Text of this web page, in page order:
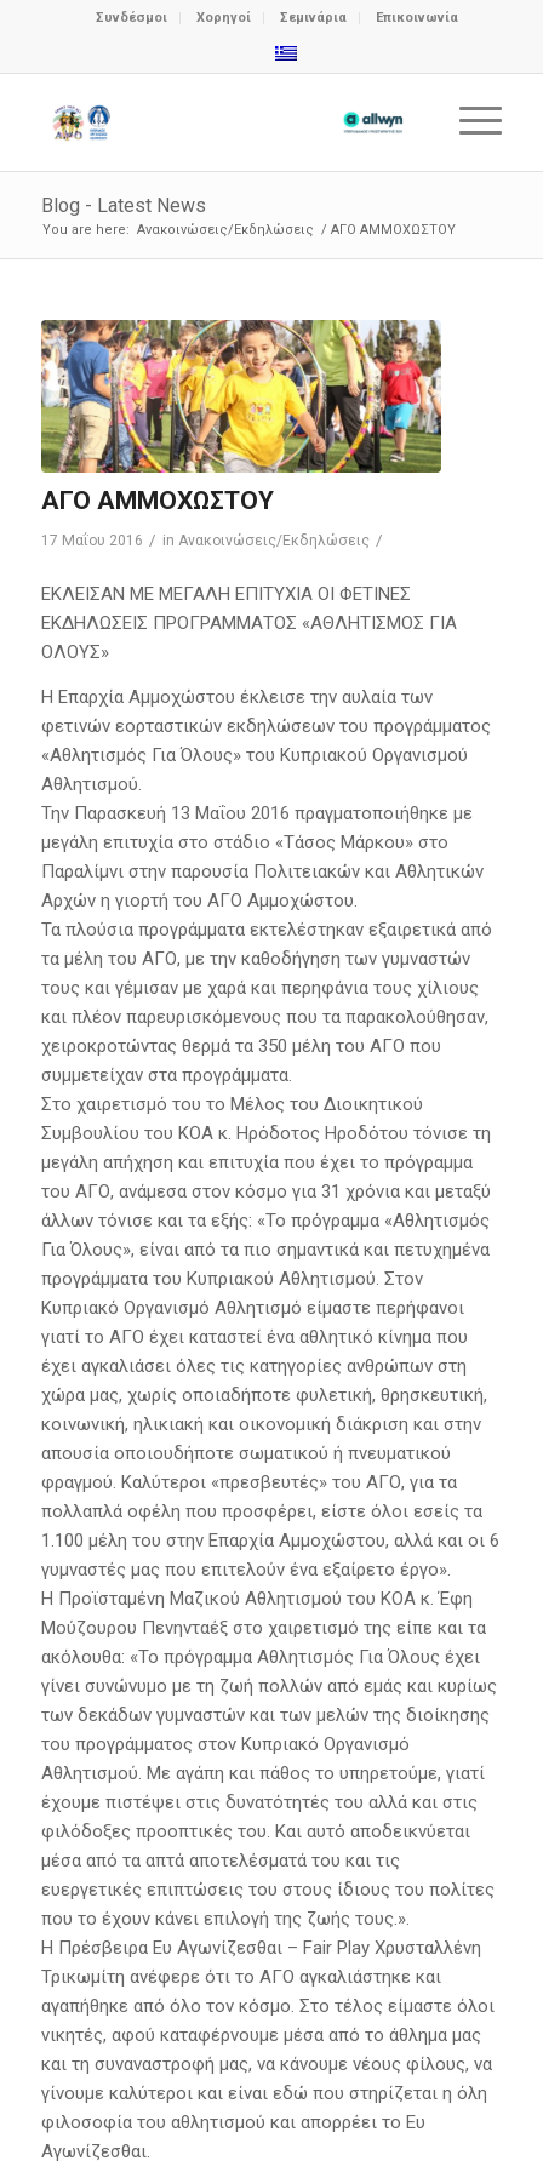
Συνδέσμοι Χορηγοί Σεμινάρια Επικοινωνία
Blog - Latest News
You are here: Ανακοινώσεις/Εκδηλώσεις / ΑΓΟ ΑΜΜΟΧΩΣΤΟΥ
ΑΓΟ ΑΜΜΟΧΩΣΤΟΥ
17 Μαΐου 2016 / in Ανακοινώσεις/Εκδηλώσεις /
ΕΚΛΕΙΣΑΝ ΜΕ ΜΕΓΑΛΗ ΕΠΙΤΥΧΙΑ ΟΙ ΦΕΤΙΝΕΣ
ΕΚΔΗΛΩΣΕΙΣ ΠΡΟΓΡΑΜΜΑΤΟΣ «ΑΘΛΗΤΙΣΜΟΣ ΓΙΑ
ΟΛΟΥΣ»
Η Επαρχία Αμμοχώστου έκλεισε την αυλαία των
φετινών εορταστικών εκδηλώσεων του προγράμματος
«Αθλητισμός Για Όλους» του Κυπριακού Οργανισμού
Αθλητισμού.
Την Παρασκευή 13 Μαΐου 2016 πραγματοποιήθηκε με
μεγάλη επιτυχία στο στάδιο «Τάσος Μάρκου» στο
Παραλίμνι στην παρουσία Πολιτειακών και Αθλητικών
Αρχών η γιορτή του ΑΓΟ Αμμοχώστου.
Τα πλούσια προγράμματα εκτελέστηκαν εξαιρετικά από
τα μέλη του ΑΓΟ, με την καθοδήγηση των γυμναστών
τους και γέμισαν με χαρά και περηφάνια τους χίλιους
και πλέον παρευρισκόμενους που τα παρακολούθησαν,
χειροκροτώντας θερμά τα 350 μέλη του ΑΓΟ που
συμμετείχαν στα προγράμματα.
Στο χαιρετισμό του το Μέλος του Διοικητικού
Συμβουλίου του ΚΟΑ κ. Ηρόδοτος Ηροδότου τόνισε τη
μεγάλη απήχηση και επιτυχία που έχει το πρόγραμμα
του ΑΓΟ, ανάμεσα στον κόσμο για 31 χρόνια και μεταξύ
άλλων τόνισε και τα εξής: «Το πρόγραμμα «Αθλητισμός
Για Όλους», είναι από τα πιο σημαντικά και πετυχημένα
προγράμματα του Κυπριακού Αθλητισμού. Στον
Κυπριακό Οργανισμό Αθλητισμό είμαστε περήφανοι
γιατί το ΑΓΟ έχει καταστεί ένα αθλητικό κίνημα που
έχει αγκαλιάσει όλες τις κατηγορίες ανθρώπων στη
χώρα μας, χωρίς οποιαδήποτε φυλετική, θρησκευτική,
κοινωνική, ηλικιακή και οικονομική διάκριση και στην
απουσία οποιουδήποτε σωματικού ή πνευματικού
φραγμού. Καλύτεροι «πρεσβευτές» του ΑΓΟ, για τα
πολλαπλά οφέλη που προσφέρει, είστε όλοι εσείς τα
1.100 μέλη του στην Επαρχία Αμμοχώστου, αλλά και οι 6
γυμναστές μας που επιτελούν ένα εξαίρετο έργο».
Η Προϊσταμένη Μαζικού Αθλητισμού του ΚΟΑ κ. Έφη
Μούζουρου Πενηνταέξ στο χαιρετισμό της είπε και τα
ακόλουθα: «Το πρόγραμμα Αθλητισμός Για Όλους έχει
γίνει συνώνυμο με τη ζωή πολλών από εμάς και κυρίως
των δεκάδων γυμναστών και των μελών της διοίκησης
του προγράμματος στον Κυπριακό Οργανισμό
Αθλητισμού. Με αγάπη και πάθος το υπηρετούμε, γιατί
έχουμε πιστέψει στις δυνατότητές του αλλά και στις
φιλόδοξες προοπτικές του. Και αυτό αποδεικνύεται
μέσα από τα απτά αποτελέσματά του και τις
ευεργετικές επιπτώσεις του στους ίδιους του πολίτες
που το έχουν κάνει επιλογή της ζωής τους.».
Η Πρέσβειρα Ευ Αγωνίζεσθαι – Fair Play Χρυσταλλένη
Τρικωμίτη ανέφερε ότι το ΑΓΟ αγκαλιάστηκε και
αγαπήθηκε από όλο τον κόσμο. Στο τέλος είμαστε όλοι
νικητές, αφού καταφέρνουμε μέσα από το άθλημα μας
και τη συναναστροφή μας, να κάνουμε νέους φίλους, να
γίνουμε καλύτεροι και είναι εδώ που στηρίζεται η όλη
φιλοσοφία του αθλητισμού και απορρέει το Ευ
Αγωνίζεσθαι.